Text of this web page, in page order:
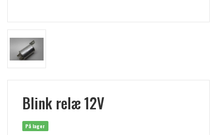
Blink relæ 12V
På lager